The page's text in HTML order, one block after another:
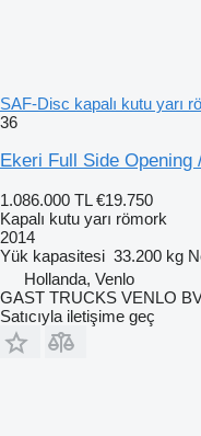
SAF-Disc kapalı kutu yarı
36
Ekeri Full Side
1.086.000 TL €19.750
Kapalı kutu yarı römork
2014
Yük kapasitesi 33.200 kg
Hollanda, Venlo
GAST TRUCKS VENLO
Satıcıyla iletişime geç